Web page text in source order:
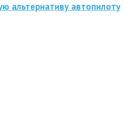
альтернативу автопилоту